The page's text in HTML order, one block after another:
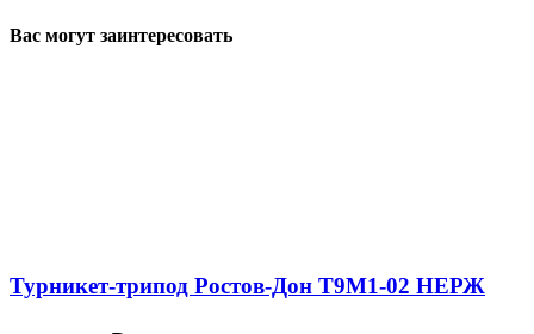
Вас могут заинтересовать
Турникет-трипод Ростов-Дон Т9М1-02 НЕРЖ